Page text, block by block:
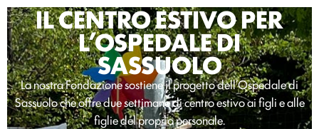
IL CENTRO ESTIVO PER
L’OSPEDALE DI
SASSUOLO
La nostra Fondazione sostiene il progetto dell’Ospedale di
Sassuolo che offre due settimane di centro estivo ai figli e alle
figlie del proprio personale.